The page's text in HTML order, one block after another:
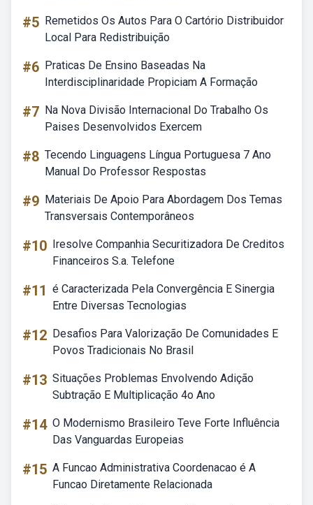
#5 Remetidos Os Autos Para O Cartório Distribuidor
Local Para Redistribuição
#6 Praticas De Ensino Baseadas Na
Interdisciplinaridade Propiciam A Formação
#7 Na Nova Divisão Internacional Do Trabalho Os
Paises Desenvolvidos Exercem
#8 Tecendo Linguagens Língua Portuguesa 7 Ano
Manual Do Professor Respostas
#9 Materiais De Apoio Para Abordagem Dos Temas
Transversais Contemporâneos
#10 Iresolve Companhia Securitizadora De Creditos
Financeiros S.a. Telefone
#11 é Caracterizada Pela Convergência E Sinergia
Entre Diversas Tecnologias
#12 Desafios Para Valorização De Comunidades E
Povos Tradicionais No Brasil
#13 Situações Problemas Envolvendo Adição
Subtração E Multiplicação 4o Ano
#14 O Modernismo Brasileiro Teve Forte Influência
Das Vanguardas Europeias
#15 A Funcao Administrativa Coordenacao é A
Funcao Diretamente Relacionada